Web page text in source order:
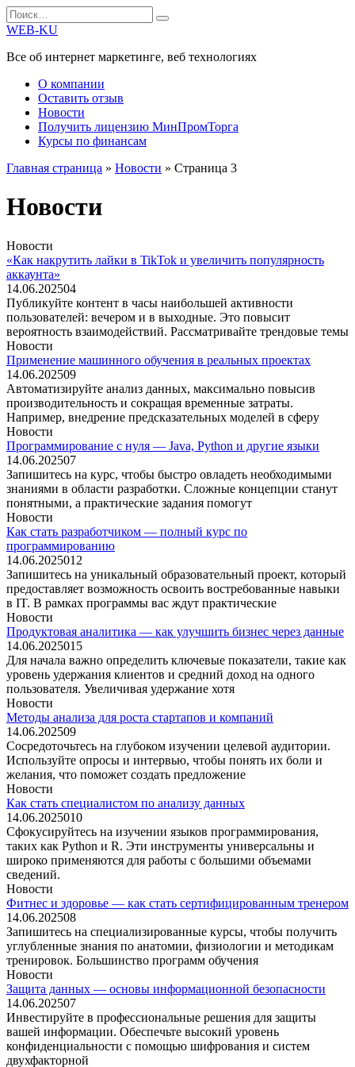
Перейти
к
Search
for:
WEB-KU
Все об интернет маркетинге, веб технологиях
О компании
Оставить отзыв
Новости
Получить лицензию МинПромТорга
Курсы по финансам
Главная страница » Новости » Страница 3
Новости
Новости
«Как накрутить лайки в TikTok и увеличить популярность
аккаунта»
14.06.202504
Публикуйте контент в часы наибольшей активности
пользователей: вечером и в выходные. Это повысит
вероятность взаимодействий. Рассматривайте трендовые темы
Новости
Применение машинного обучения в реальных проектах
14.06.202509
Автоматизируйте анализ данных, максимально повысив
производительность и сокращая временные затраты.
Например, внедрение предсказательных моделей в сферу
Новости
Программирование с нуля — Java, Python и другие языки
14.06.202507
Запишитесь на курс, чтобы быстро овладеть необходимыми
знаниями в области разработки. Сложные концепции станут
понятными, а практические задания помогут
Новости
Как стать разработчиком — полный курс по
программированию
14.06.2025012
Запишитесь на уникальный образовательный проект, который
предоставляет возможность освоить востребованные навыки
в IT. В рамках программы вас ждут практические
Новости
Продуктовая аналитика — как улучшить бизнес через данные
14.06.2025015
Для начала важно определить ключевые показатели, такие как
уровень удержания клиентов и средний доход на одного
пользователя. Увеличивая удержание хотя
Новости
Методы анализа для роста стартапов и компаний
14.06.202509
Сосредоточьтесь на глубоком изучении целевой аудитории.
Используйте опросы и интервью, чтобы понять их боли и
желания, что поможет создать предложение
Новости
Как стать специалистом по анализу данных
14.06.2025010
Сфокусируйтесь на изучении языков программирования,
таких как Python и R. Эти инструменты универсальны и
широко применяются для работы с большими объемами
сведений.
Новости
Фитнес и здоровье — как стать сертифицированным тренером
14.06.202508
Запишитесь на специализированные курсы, чтобы получить
углубленные знания по анатомии, физиологии и методикам
тренировок. Большинство программ обучения
Новости
Защита данных — основы информационной безопасности
14.06.202507
Инвестируйте в профессиональные решения для защиты
вашей информации. Обеспечьте высокий уровень
конфиденциальности с помощью шифрования и систем
двухфакторной